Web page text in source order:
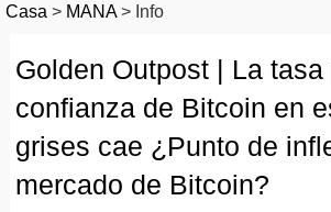
Casa > MANA> Info
Golden Outpost | La
confianza de Bitcoin en
grises cae ¿Punto de
mercado de Bitcoin?